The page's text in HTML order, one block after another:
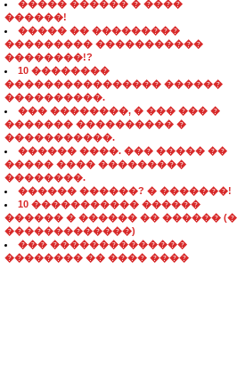
����� ������ � ����
������!
����� �� ���������
��������� �����������
��������!?
10 ��������
���������������� ������
����������.
��� ��������, � ��� ��� �
������� ���������� �
�����������.
������ ����. ��� ����� ��
����� ���� ���������
��������.
������ ������? � �������!
10 ����������� ������
������ � ������ �� ������ (�
�������������)
��� ��������������
�������� �� ���� ����